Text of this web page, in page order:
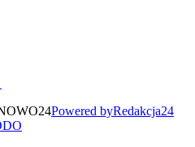
Powered byRedakcja24